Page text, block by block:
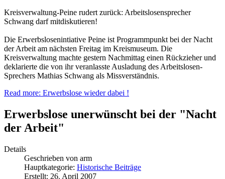
Kreisverwaltung-Peine rudert zurück: Arbeitslosensprecher
Schwang darf mitdiskutieren!
Die Erwerbslosenintiative Peine ist Programmpunkt bei der Nacht
der Arbeit am nächsten Freitag im Kreismuseum. Die
Kreisverwaltung machte gestern Nachmittag einen Rückzieher und
deklarierte die von ihr veranlasste Ausladung des Arbeitslosen-
Sprechers Mathias Schwang als Missverständnis.
Read more: Erwerbslose wieder dabei !
Erwerbslose unerwünscht bei der "Nacht
der Arbeit"
Details
Geschrieben von arm
Hauptkategorie: Historische Beiträge
Erstellt: 26. April 2007